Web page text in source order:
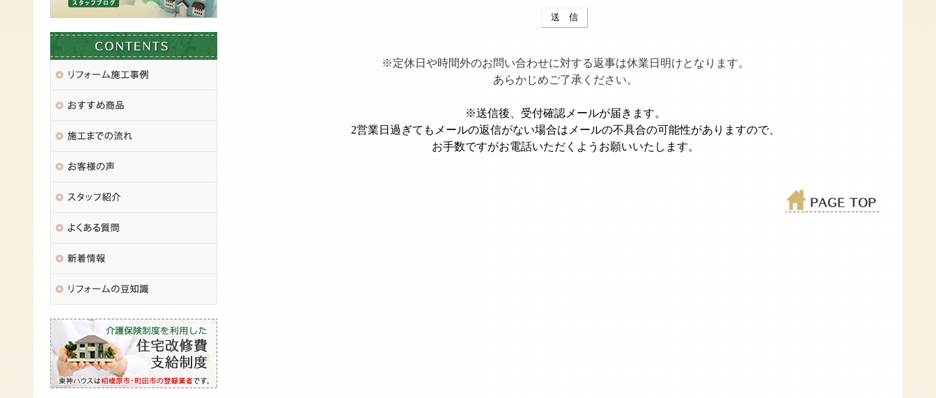
※定休日や時間外のお問い合わせに対する返事は休業日明けとなります。
あらかじめご了承ください。
※送信後、受付確認メールが届きます。
2営業日過ぎてもメールの返信がない場合はメールの不具合の可能性がありますので、
お手数ですがお電話いただくようお願いいたします。